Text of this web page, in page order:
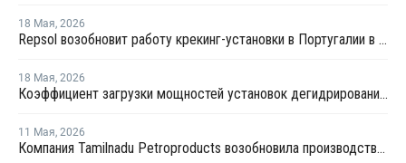
18 Мая, 2026
Repsol возобновит работу крекинг-установки в Португалии в июне
18 Мая, 2026
Коэффициент загрузки мощностей установок дегидрированию пропана в Китае в мае снизится примерно до 50%
11 Мая, 2026
Компания Tamilnadu Petroproducts возобновила производство окиси пропилена